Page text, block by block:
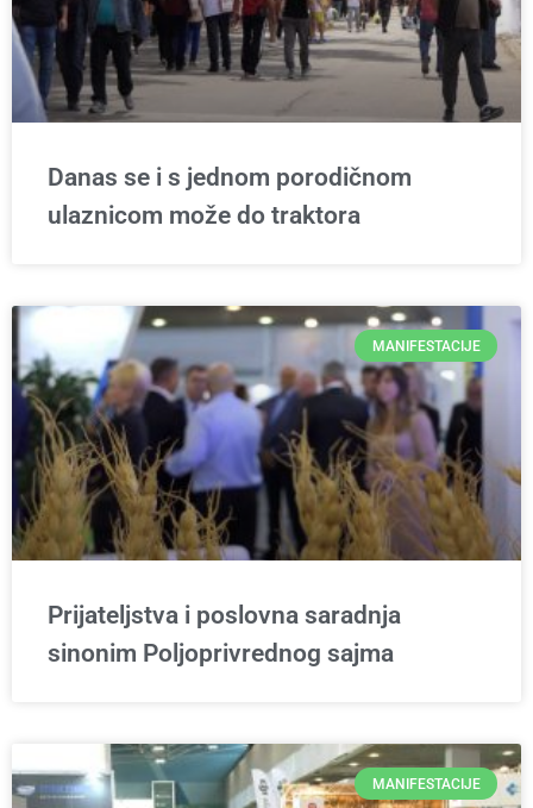
Danas se i s jednom porodičnom
ulaznicom može do traktora
MANIFESTACIJE
Prijateljstva i poslovna saradnja
sinonim Poljoprivrednog sajma
MANIFESTACIJE